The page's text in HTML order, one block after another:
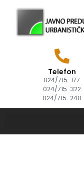
Telefon
024/715-177
024/715-322
024/715-240